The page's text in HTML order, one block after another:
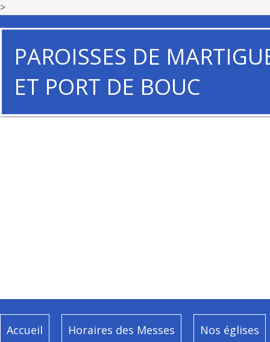
>
PAROISSES DE
ET PORT DE BOUC
Accueil Horaires des Messes Nos églises